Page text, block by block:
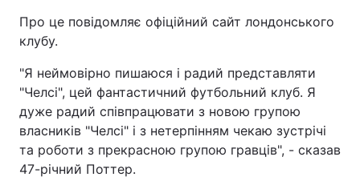
Головна
Україна Політика
Економіка Світ
Спорт Наука
Техно і зв'язок
Про це повідомляє офіційний сайт лондонського
клубу.
"Я неймовірно пишаюся і радий представляти
"Челсі", цей фантастичний футбольний клуб. Я
дуже радий співпрацювати з новою групою
власників "Челсі" і з нетерпінням чекаю зустрічі
та роботи з прекрасною групою гравців", - сказав
47-річний Поттер.